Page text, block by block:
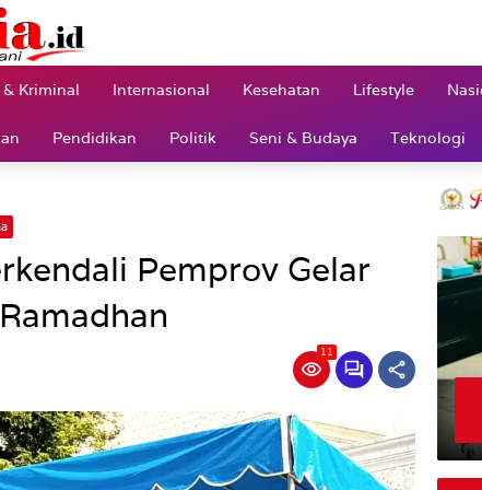
Kriminal Internasional Kesehatan Lifestyle
Pendidikan Politik Seni & Budaya Teknologi
Pemprov Gelar
11